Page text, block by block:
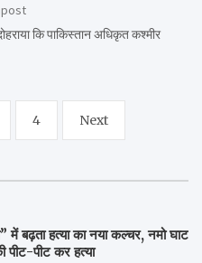
कि पाकिस्तान अधिकृत कश्मीर
4 Next
में बढ़ता हत्या का नया कल्चर, नमो घाट
पीट कर हत्या